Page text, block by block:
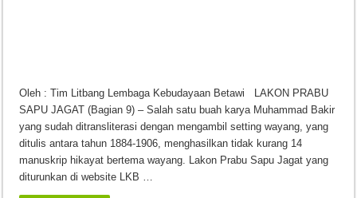
Oleh : Tim Litbang Lembaga Kebudayaan Betawi LAKON PRABU
SAPU JAGAT (Bagian 9) – Salah satu buah karya Muhammad Bakir
yang sudah ditransliterasi dengan mengambil setting wayang, yang
ditulis antara tahun 1884-1906, menghasilkan tidak kurang 14
manuskrip hikayat bertema wayang. Lakon Prabu Sapu Jagat yang
diturunkan di website LKB …